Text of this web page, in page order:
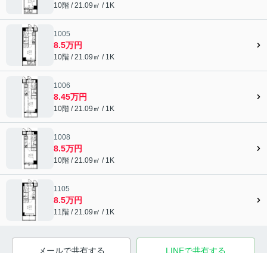
10階 / 21.09㎡ / 1K
1005
8.5万円
10階 / 21.09㎡ / 1K
1006
8.45万円
10階 / 21.09㎡ / 1K
1008
8.5万円
10階 / 21.09㎡ / 1K
1105
8.5万円
11階 / 21.09㎡ / 1K
メールで共有する LINEで共有する